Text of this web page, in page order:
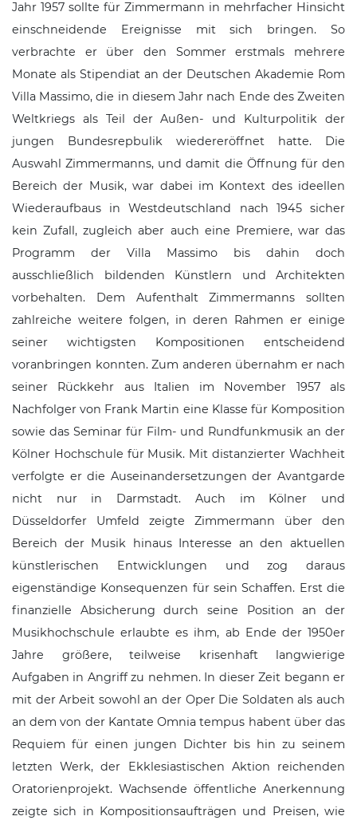
Jahr 1957 sollte für Zimmermann in mehrfacher Hinsicht
einschneidende Ereignisse mit sich bringen. So
verbrachte er über den Sommer erstmals mehrere
Monate als Stipendiat an der Deutschen Akademie Rom
Villa Massimo, die in diesem Jahr nach Ende des Zweiten
Weltkriegs als Teil der Außen- und Kulturpolitik der
jungen Bundesrepbulik wiedereröffnet hatte. Die
Auswahl Zimmermanns, und damit die Öffnung für den
Bereich der Musik, war dabei im Kontext des ideellen
Wiederaufbaus in Westdeutschland nach 1945 sicher
kein Zufall, zugleich aber auch eine Premiere, war das
Programm der Villa Massimo bis dahin doch
ausschließlich bildenden Künstlern und Architekten
vorbehalten. Dem Aufenthalt Zimmermanns sollten
zahlreiche weitere folgen, in deren Rahmen er einige
seiner wichtigsten Kompositionen entscheidend
voranbringen konnten. Zum anderen übernahm er nach
seiner Rückkehr aus Italien im November 1957 als
Nachfolger von Frank Martin eine Klasse für Komposition
sowie das Seminar für Film- und Rundfunkmusik an der
Kölner Hochschule für Musik. Mit distanzierter Wachheit
verfolgte er die Auseinandersetzungen der Avantgarde
nicht nur in Darmstadt. Auch im Kölner und
Düsseldorfer Umfeld zeigte Zimmermann über den
Bereich der Musik hinaus Interesse an den aktuellen
künstlerischen Entwicklungen und zog daraus
eigenständige Konsequenzen für sein Schaffen. Erst die
finanzielle Absicherung durch seine Position an der
Musikhochschule erlaubte es ihm, ab Ende der 1950er
Jahre größere, teilweise krisenhaft langwierige
Aufgaben in Angriff zu nehmen. In dieser Zeit begann er
mit der Arbeit sowohl an der Oper Die Soldaten als auch
an dem von der KantateOmnia tempus habentüber das
Requiem für einen jungen Dichter bis hin zu seinem
letzten Werk, der
Ekklesiastischen Aktion reichenden
Oratorienprojekt. Wachsende öffentliche Anerkennung
zeigte sich in Kompositionsaufträgen und Preisen, wie